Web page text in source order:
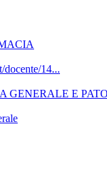
docente/14...
GENERALE E